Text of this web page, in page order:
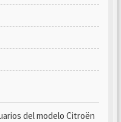
del modelo Citroën